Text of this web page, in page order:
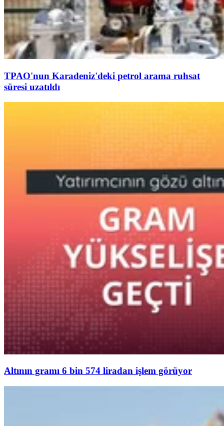
TPAO'nun Karadeniz'deki petrol arama ruhsat
süresi uzatıldı
Altının gramı 6 bin 574 liradan işlem görüyor